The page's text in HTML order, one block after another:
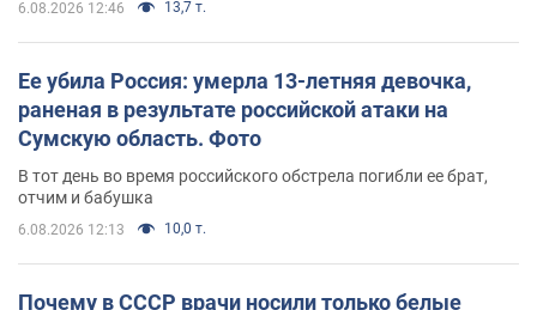
6.08.2026 12:46 13,7 т.
Ее убила Россия: умерла 13-летняя девочка,
раненая в результате российской атаки на
Сумскую область. Фото
В тот день во время российского обстрела погибли ее брат,
отчим и бабушка
6.08.2026 12:13 10,0 т.
Почему в СССР врачи носили только белые